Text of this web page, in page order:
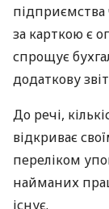
підприємства
за карткою є
спрощує
додаткову
До речі,
відкриває
переліком
найманих
існує.